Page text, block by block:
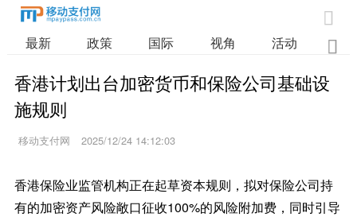

最新 政策 国际 视角 活动 业

香港计划出台加密货币和保险公司基础设
施规则
移动支付网 2025/12/24 14:12:03
香港保险业监管机构正在起草资本规则，拟对保险公司持
有的加密资产风险敞口征收100%的风险附加费，同时引导